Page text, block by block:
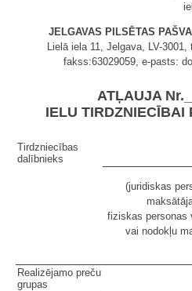
JELGAVAS PILSĒTAS
Lielā iela 11, Jelgava, LV-3001,
fakss:63029059, e-pasts:
ATĻAUJA
IELU TIRDZNIECĪBAI
Tirdzniecības
dalībnieks
(juridiskas
fiziskas personas
vai nodokļu
Realizējamo preču
grupas